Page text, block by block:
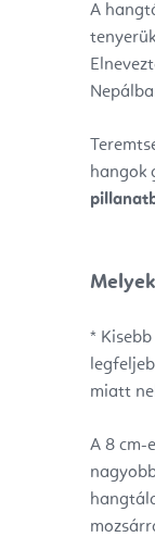
A
hangok
*
miatt
A 8 cm-